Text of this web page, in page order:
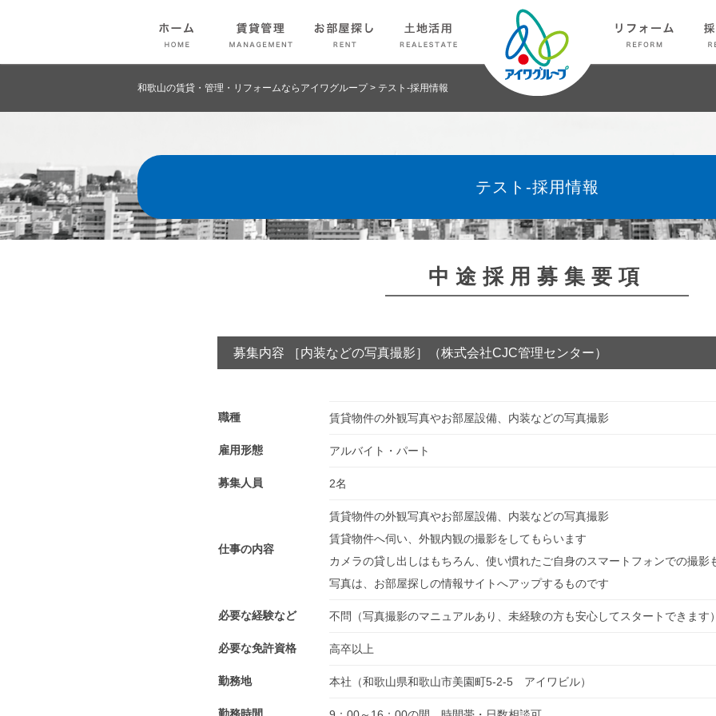
和歌山の賃貸・管理・リフォームならアイワグループ> テスト-採用情報
テスト-採用情報
中途採用募集要項
募集内容 ［内装などの写真撮影］（株式会社CJC管理センター）
職種 賃貸物件の外観写真やお部屋設備、内装などの写真撮影
雇用形態 アルバイト・パート
募集人員 2名
仕事の内容
賃貸物件の外観写真やお部屋設備、内装などの写真撮影
賃貸物件へ伺い、外観内観の撮影をしてもらいます
カメラの貸し出しはもちろん、使い慣れたご自身のスマートフォンでの撮影
写真は、お部屋探しの情報サイトへアップするものです
必要な経験など 不問（写真撮影のマニュアルあり、未経験の方も安心してスタートできます）
必要な免許資格 高卒以上
勤務地 本社（和歌山県和歌山市美園町5-2-5 アイワビル）